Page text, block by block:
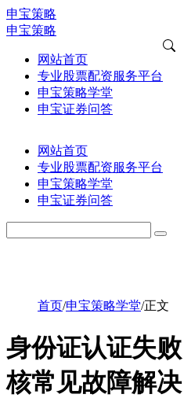
申宝策略
申宝策略
网站首页
专业股票配资服务平台
申宝策略学堂
申宝证券问答
网站首页
专业股票配资服务平台
申宝策略学堂
申宝证券问答
首页/申宝策略学堂/正文
身份证认证失
核常见故障解决